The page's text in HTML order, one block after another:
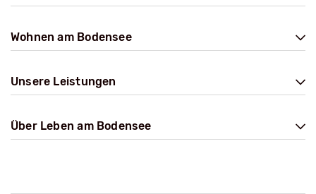
Wohnen am Bodensee
Unsere Leistungen
Über Leben am Bodensee